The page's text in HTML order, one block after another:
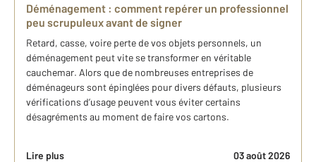
Déménagement : comment repérer un professionnel
peu scrupuleux avant de signer
Retard, casse, voire perte de vos objets personnels, un
déménagement peut vite se transformer en véritable
cauchemar. Alors que de nombreuses entreprises de
déménageurs sont épinglées pour divers défauts, plusieurs
vérifications d’usage peuvent vous éviter certains
désagréments au moment de faire vos cartons.
Lire plus 03 août 2026